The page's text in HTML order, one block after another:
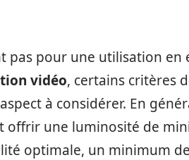
pas pour une utilisation en
vidéo, certains critères
à considérer. En
offrir une luminosité de
optimale, un minimum